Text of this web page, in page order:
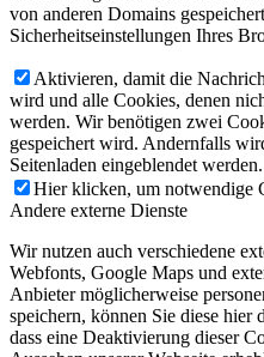
von anderen Domains
Sicherheitseinstellungen Ihres
Aktivieren, damit die
wird und alle Cookies, denen
werden. Wir benötigen zwei
gespeichert wird. Andernfalls
Seitenladen eingeblendet werden.
Hier klicken, um notwendige
Andere externe Dienste
Wir nutzen auch verschiedene
Webfonts, Google Maps und
Anbieter möglicherweise
speichern, können Sie diese hier
dass eine Deaktivierung dieser